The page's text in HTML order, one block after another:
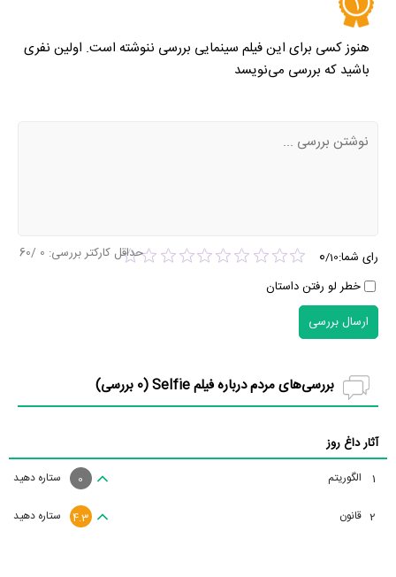
هنوز کسی برای این فیلم سینمایی بررسی ننوشته است. اولین نفری
باشید که بررسی می‌نویسد
رای شما: 0/10
خطر لو رفتن داستان
حداقل کارکتر بررسی: 0
/60
ارسال بررسی
بررسی‌های مردم درباره فیلم Selfie ( 0 بررسی)
آثار داغ روز
1 الگوریتم ستاره دهید 0
2 قانون ستاره دهید 4.3